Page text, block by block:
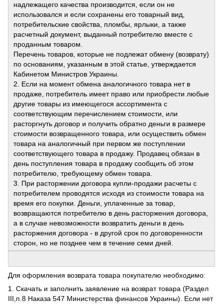
надлежащего качества производится, если он не
использовался и если сохранены его товарный вид,
потребительские свойства, пломбы, ярлыки, а также
расчетный документ, выданный потребителю вместе с
проданным товаром.
Перечень товаров, которые не подлежат обмену (возврату)
по основаниям, указанным в этой статье, утверждается
Кабинетом Министров Украины.
2. Если на момент обмена аналогичного товара нет в
продаже, потребитель имеет право или приобрести любые
другие товары из имеющегося ассортимента с
соответствующим перечислением стоимости, или
расторгнуть договор и получить обратно деньги в размере
стоимости возвращенного товара, или осуществить обмен
товара на аналогичный при первом же поступлении
соответствующего товара в продажу. Продавец обязан в
день поступления товара в продажу сообщить об этом
потребителю, требующему обмен товара.
3. При расторжении договора купли-продажи расчеты с
потребителем проводятся исходя из стоимости товара на
время его покупки. Деньги, уплаченные за товар,
возвращаются потребителю в день расторжения договора,
а в случае невозможности возвратить деньги в день
расторжения договора - в другой срок по договоренности
сторон, но не позднее чем в течение семи дней.
Для оформления возврата товара покупателю необходимо:
1. Скачать и заполнить заявление на возврат товара (Раздел
ІІІ,п.8 Наказа 547 Министерства финансов Украины). Если нет